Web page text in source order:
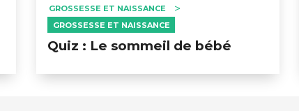
SCHUMAN HÔPITAUX ROBERT SCHUMAN
GROSSESSE ET NAISSANCE
GROSSESSE ET NAISSANCE
Quiz : Le sommeil de bébé